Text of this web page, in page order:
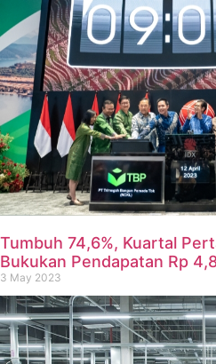
Tumbuh 74,6%, Kuartal
Bukukan Pendapatan Rp
3 May 2023